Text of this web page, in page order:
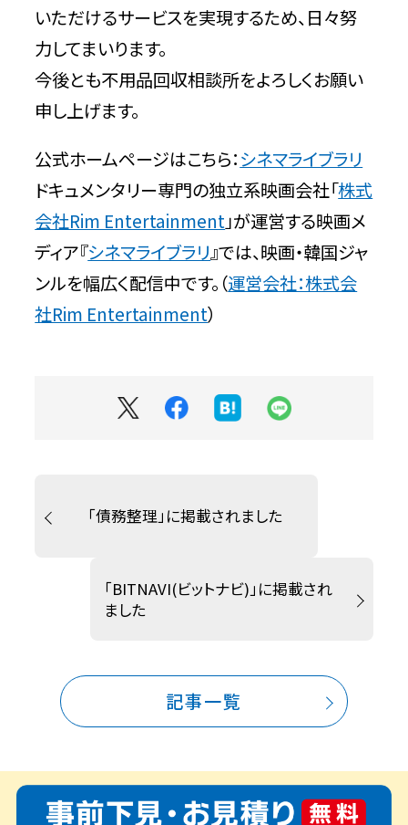
料金
対応エリア
お客様の声
よくある質問
いただけるサービスを実現するため、日々努
力してまいります。
今後とも不用品回収相談所をよろしくお願い
申し上げます。
公式ホームページはこちら：シネマライブラリ
ドキュメンタリー専門の独立系映画会社「株式
会社Rim Entertainment」が運営する映画メ
ディア『シネマライブラリ』では、映画・韓国ジャ
ンルを幅広く配信中です。（運営会社：株式会
社Rim Entertainment）
「債務整理」に掲載されました
「BITNAVI(ビットナビ)」に掲載され
ました
記事一覧